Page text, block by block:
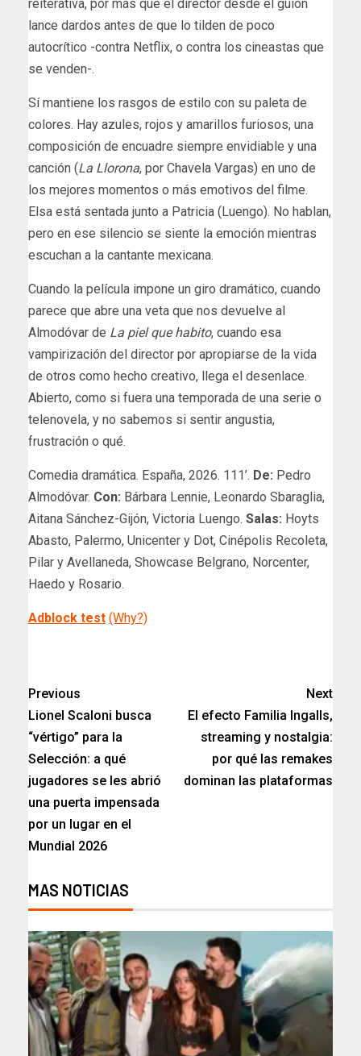
reiterativa, por más que el director desde el guion
lance dardos antes de que lo tilden de poco
autocrítico -contra Netflix, o contra los cineastas que
se venden-.
Sí mantiene los rasgos de estilo con su paleta de
colores. Hay azules, rojos y amarillos furiosos, una
composición de encuadre siempre envidiable y una
canción (La Llorona, por Chavela Vargas) en uno de
los mejores momentos o más emotivos del filme.
Elsa está sentada junto a Patricia (Luengo). No hablan,
pero en ese silencio se siente la emoción mientras
escuchan a la cantante mexicana.
Cuando la película impone un giro dramático, cuando
parece que abre una veta que nos devuelve al
Almodóvar de La piel que habito, cuando esa
vampirización del director por apropiarse de la vida
de otros como hecho creativo, llega el desenlace.
Abierto, como si fuera una temporada de una serie o
telenovela, y no sabemos si sentir angustia,
frustración o qué.
Comedia dramática. España, 2026. 111’. De: Pedro
Almodóvar. Con: Bárbara Lennie, Leonardo Sbaraglia,
Aitana Sánchez-Gijón, Victoria Luengo. Salas: Hoyts
Abasto, Palermo, Unicenter y Dot, Cinépolis Recoleta,
Pilar y Avellaneda, Showcase Belgrano, Norcenter,
Haedo y Rosario.
Adblock test (Why?)
Previous
Lionel Scaloni busca
“vértigo” para la
Selección: a qué
jugadores se les abrió
una puerta impensada
por un lugar en el
Mundial 2026
Next
El efecto Familia Ingalls,
streaming y nostalgia:
por qué las remakes
dominan las plataformas
MAS NOTICIAS